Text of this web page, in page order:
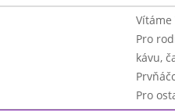
Vítáme
Pro
kávu,
Pro